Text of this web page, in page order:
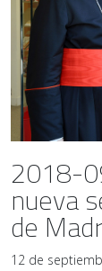
2018-
nueva
de
12 de